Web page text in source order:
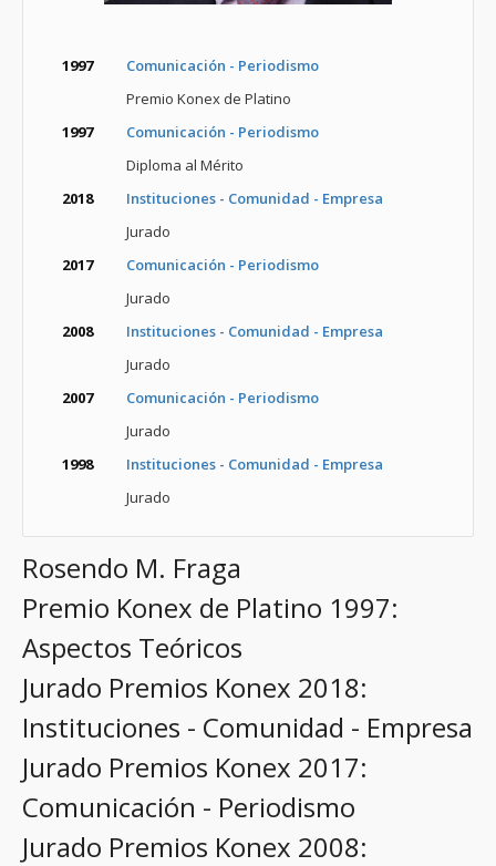
1997
Comunicación - Periodismo
Premio Konex de Platino
1997
Comunicación - Periodismo
Diploma al Mérito
2018
Instituciones - Comunidad - Empresa
Jurado
2017
Comunicación - Periodismo
Jurado
2008
Instituciones - Comunidad - Empresa
Jurado
2007
Comunicación - Periodismo
Jurado
1998
Instituciones - Comunidad - Empresa
Jurado
Rosendo M. Fraga
Premio Konex de Platino 1997:
Aspectos Teóricos
Jurado Premios Konex 2018:
Instituciones - Comunidad - Empresa
Jurado Premios Konex 2017:
Comunicación - Periodismo
Jurado Premios Konex 2008: